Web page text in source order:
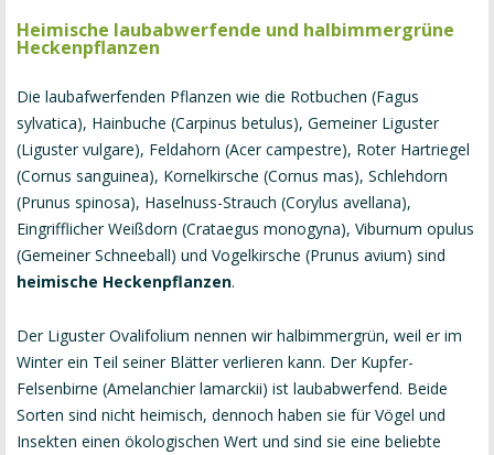
Heimische laubabwerfende und halbimmergrüne
Heckenpflanzen
Die laubafwerfenden Pflanzen wie die Rotbuchen (Fagus
sylvatica), Hainbuche (Carpinus betulus), Gemeiner Liguster
(Liguster vulgare), Feldahorn (Acer campestre), Roter Hartriegel
(Cornus sanguinea), Kornelkirsche (Cornus mas), Schlehdorn
(Prunus spinosa), Haselnuss-Strauch (Corylus avellana),
Eingrifflicher Weißdorn (Crataegus monogyna), Viburnum opulus
(Gemeiner Schneeball) und Vogelkirsche (Prunus avium) sind
heimische Heckenpflanzen.
Der Liguster Ovalifolium nennen wir halbimmergrün, weil er im
Winter ein Teil seiner Blätter verlieren kann. Der Kupfer-
Felsenbirne (Amelanchier lamarckii) ist laubabwerfend. Beide
Sorten sind nicht heimisch, dennoch haben sie für Vögel und
Insekten einen ökologischen Wert und sind sie eine beliebte